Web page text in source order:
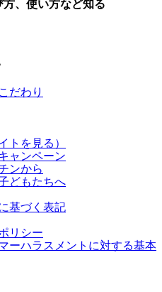
方、使い方など知る
だわり
トを見る ）
ャンペーン
ンから
どもたちへ
基づく表記
リシー
ーハラスメントに対する基本